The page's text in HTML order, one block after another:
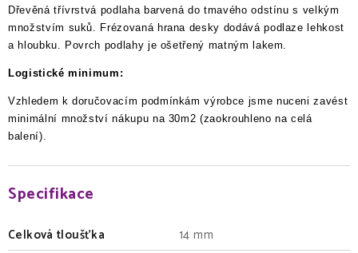
Dřevěná třívrstvá podlaha barvená do tmavého odstínu s velkým
množstvím suků. Frézovaná hrana desky dodává podlaze lehkost
a hloubku. Povrch podlahy je ošetřený matným lakem.
Logistické minimum:
Vzhledem k doručovacím podmínkám výrobce jsme nuceni zavést
minimální množství nákupu na 30m2 (zaokrouhleno na celá
balení).
Specifikace
Celková tloušťka
14 mm